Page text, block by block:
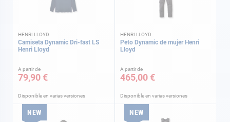
HENRI LLOYD
Camiseta Dynamic Dri-fast LS
Henri Lloyd
A partir de
79,90 €
Disponible en varias versiones
HENRI LLOYD
Peto Dynamic de mujer Henri
Lloyd
A partir de
465,00 €
Disponible en varias versiones
NEW NEW